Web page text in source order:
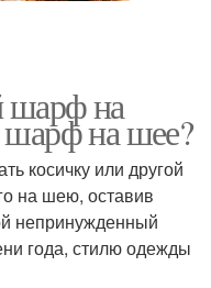
шарф на
шарф на шее?
косичку или другой
на шею, оставив
непринужденный
года, стилю одежды